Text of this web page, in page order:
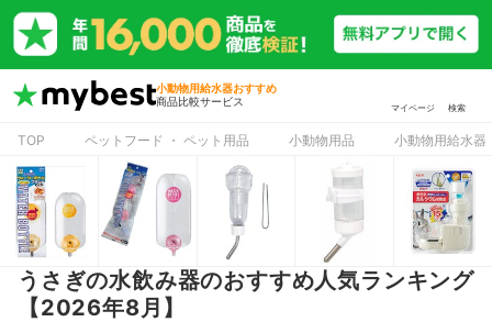
小動物用給水器おすすめ
商品比較サービス
マイページ 検索
TOP ペットフード ・ ペット用品 小動物用品 小動物用給水器
うさぎの水飲み器のおすすめ人気ランキング
【2026年8月】